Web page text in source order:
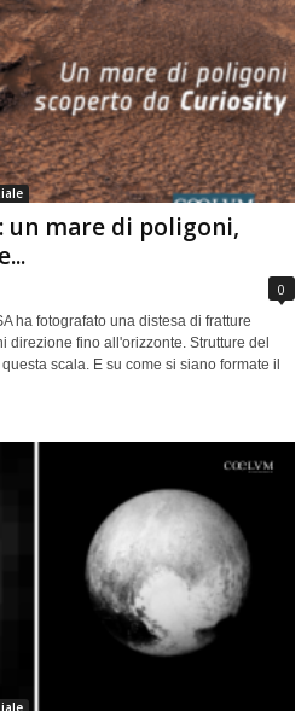
un mare di poligoni,
0
ha fotografato una distesa di fratture
direzione fino all'orizzonte. Strutture del
scala. E su come si siano formate il